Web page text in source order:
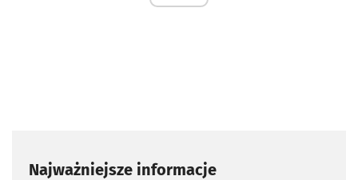
Najważniejsze informacje